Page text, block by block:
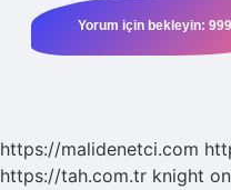
https://malidenetci.com
https://tah.com.tr knight